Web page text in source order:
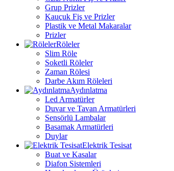
Grup Prizler
Kauçuk Fiş ve Prizler
Plastik ve Metal Makaralar
Prizler
Röleler
Slim Röle
Soketli Röleler
Zaman Rölesi
Darbe Akım Röleleri
Aydınlatma
Led Armatürler
Duvar ve Tavan Armatürleri
Sensörlü Lambalar
Basamak Armatürleri
Duylar
Elektrik Tesisat
Buat ve Kasalar
Diafon Sistemleri